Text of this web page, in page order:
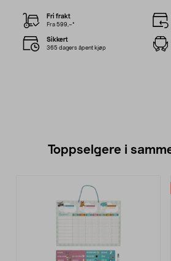
Fri frakt
Fra 599,–*
Sikkert
365 dagers åpent kjøp
Toppselgere i